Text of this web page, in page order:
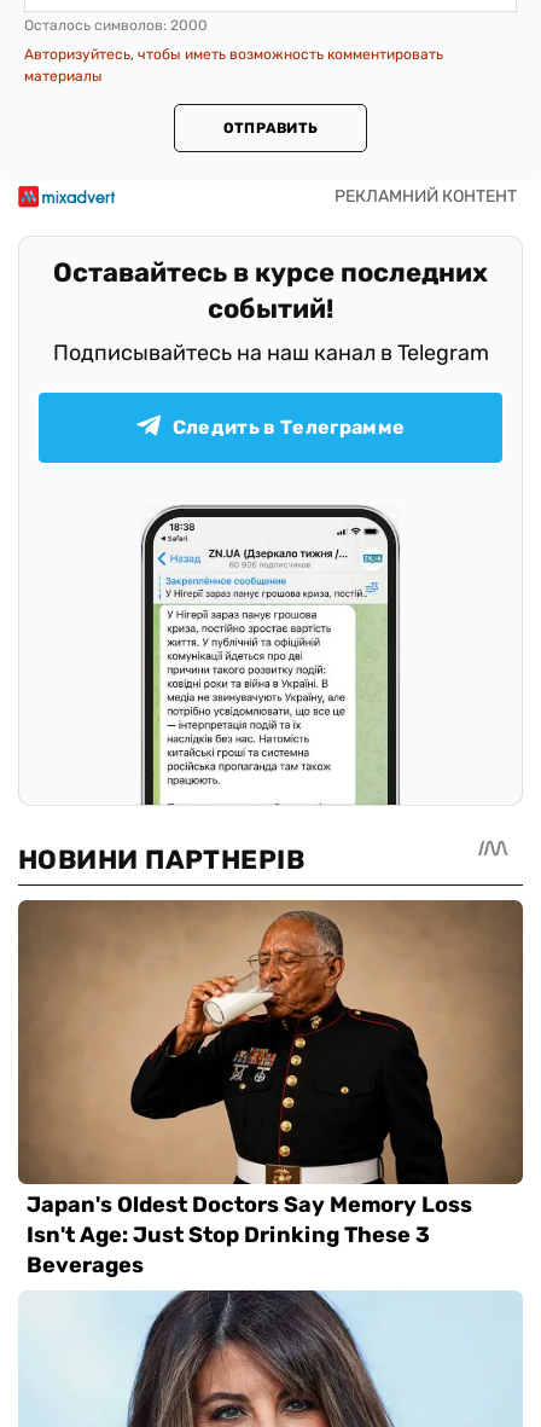
Осталось символов: 2000
Авторизуйтесь, чтобы иметь возможность комментировать
материалы
ОТПРАВИТЬ
Оставайтесь в курсе последних
событий!
Подписывайтесь на наш канал в Telegram
Следить в Телеграмме